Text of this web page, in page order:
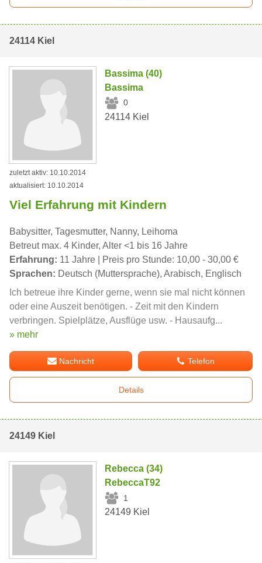
24114 Kiel
Bassima (40)
Bassima
0
24114 Kiel
zuletzt aktiv: 10.10.2014
aktualisiert: 10.10.2014
Viel Erfahrung mit Kindern
Babysitter, Tagesmutter, Nanny, Leihoma
Betreut max. 4 Kinder, Alter <1 bis 16 Jahre
Erfahrung: 11 Jahre | Preis pro Stunde: 10,00 - 30,00 €
Sprachen: Deutsch (Muttersprache), Arabisch, Englisch
Ich betreue ihre Kinder gerne, wenn sie mal nicht können
oder eine Auszeit benötigen. - Zeit mit den Kindern
verbringen. Spielplätze, Ausflüge usw. - Hausaufg...
» mehr
Nachricht Telefon
Details
24149 Kiel
Rebecca (34)
RebeccaT92
1
24149 Kiel